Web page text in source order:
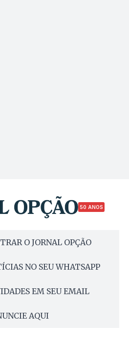
50 ANOS
O JORNAL OPÇÃO
NO SEU WHATSAPP
EM SEU EMAIL
AQUI